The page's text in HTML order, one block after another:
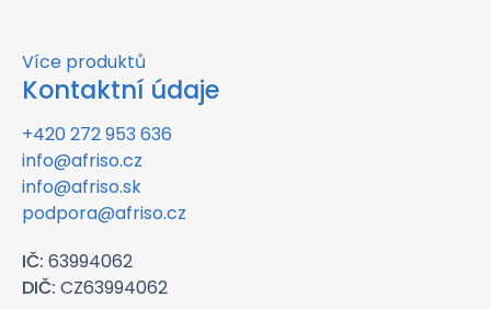
Více produktů
Kontaktní údaje
+420 272 953 636
info@afriso.cz
info@afriso.sk
podpora@afriso.cz
IČ: 63994062
DIČ: CZ63994062